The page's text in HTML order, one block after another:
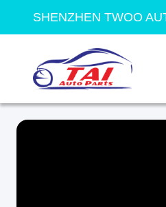
SHENZHEN TWOO